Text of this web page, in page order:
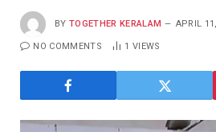
BY TOGETHER KERALAM APRIL
NO COMMENTS 1 VIEWS